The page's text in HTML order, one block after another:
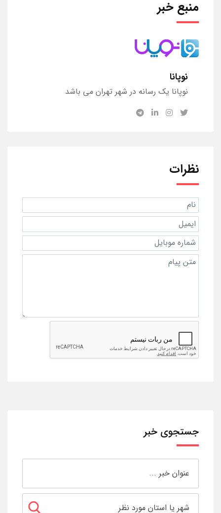
منبع خبر
نوپانا
نوپانا یک رسانه در شهر تهران می باشد
نظرات
جستجوی خبر